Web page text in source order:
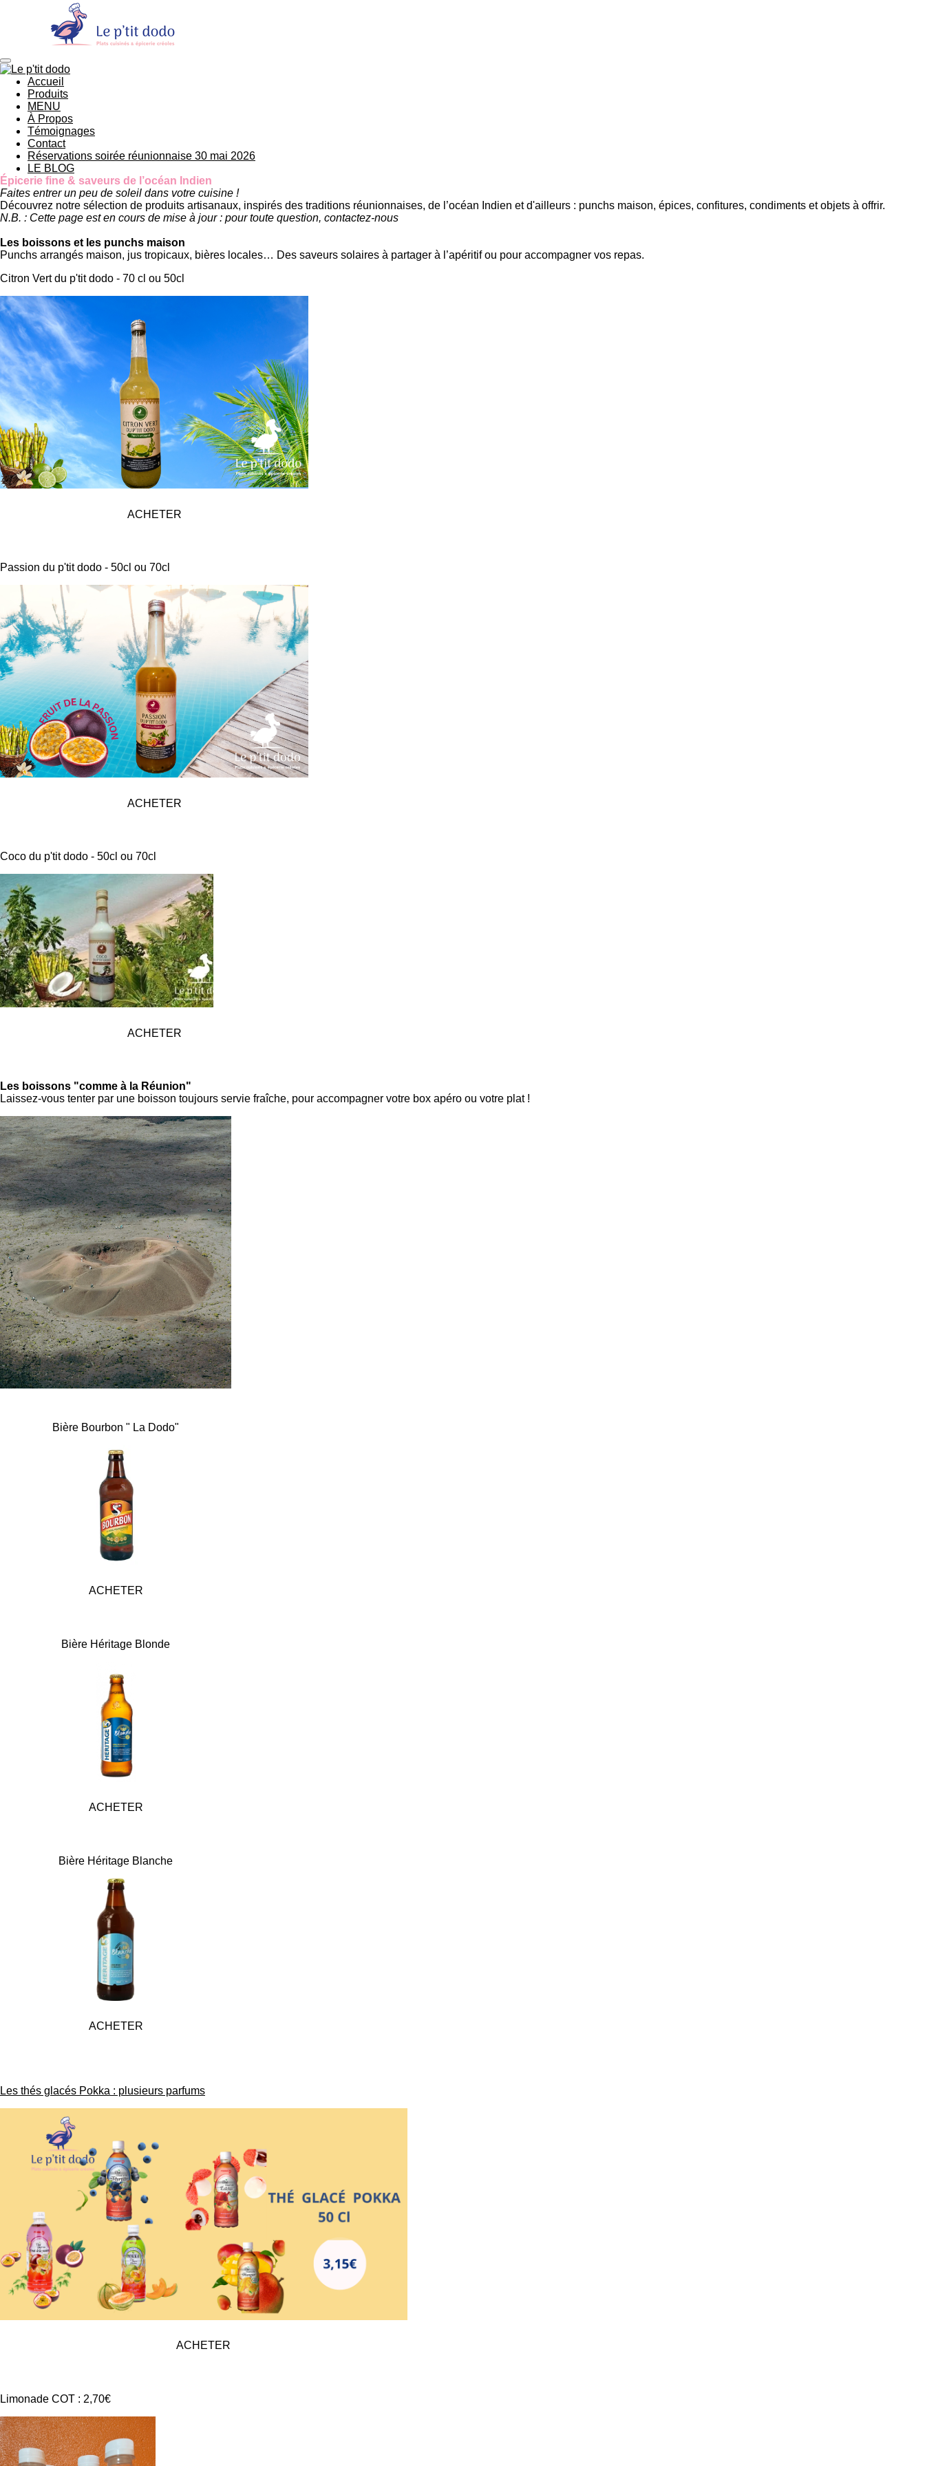
Accueil
Produits
MENU
À Propos
Témoignages
Contact
Réservations soirée réunionnaise 30 mai 2026
LE BLOG
Épicerie fine & saveurs de l’océan Indien
Faites entrer un peu de soleil dans votre cuisine !
Découvrez notre sélection de produits artisanaux, inspirés des traditions réunionnaises, de l’océan Indien et d'ailleurs : punchs maison, épices, confitures, condiments et objets à offrir.
N.B. : Cette page est en cours de mise à jour : pour toute question, contactez-nous
Les boissons et les punchs maison
Punchs arrangés maison, jus tropicaux, bières locales… Des saveurs solaires à partager à l’apéritif ou pour accompagner vos repas.
Citron Vert du p'tit dodo - 70 cl ou 50cl
ACHETER
Passion du p'tit dodo - 50cl ou 70cl
ACHETER
Coco du p'tit dodo - 50cl ou 70cl
ACHETER
Les boissons "comme à la Réunion"
Laissez-vous tenter par une boisson toujours servie fraîche, pour accompagner votre box apéro ou votre plat !
Bière Bourbon " La Dodo"
ACHETER
Bière Héritage Blonde
ACHETER
Bière Héritage Blanche
ACHETER
Les thés glacés Pokka : plusieurs parfums
ACHETER
Limonade COT : 2,70€